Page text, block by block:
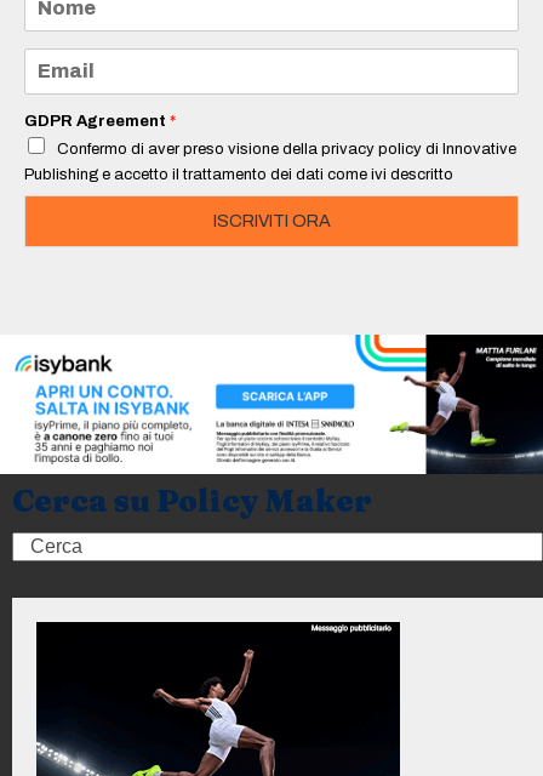
m
e
a
i
*
GDPR Agreement *
Confermo di aver preso visione della privacy policy di Innovative
Publishing e accetto il trattamento dei dati come ivi descritto
ISCRIVITI ORA
Cerca su Policy Maker
Search